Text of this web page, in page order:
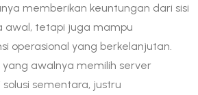
memberikan keuntungan dari sisi
awal, tetapi juga mampu
operasional yang berkelanjutan.
awalnya memilih server
sementara, justru